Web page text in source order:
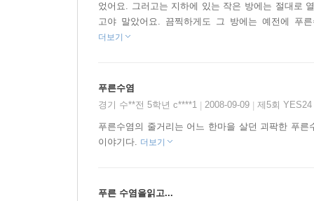
었어요. 그러고는 지하에 있는 작은 방에는 절대로
고야 말았어요. 끔찍하게도 그 방에는 예전에 푸
더보기
푸른수염
경기 수**전 5학년 c****1
2008-09-09 제5회
푸른수염의 줄거리는 어느 한마을 살던 괴팍한 푸
이야기다. 더보기
푸른 수염을읽고...